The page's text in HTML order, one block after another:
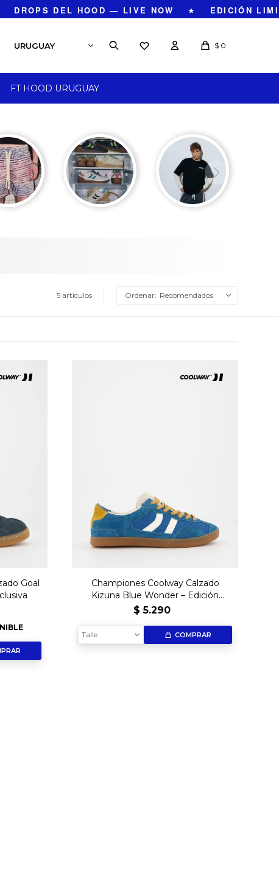
DROPS DEL HOOD — LIVE NOW EDICIÓN
FT HOOD URUGUAY
$ 0
5 artículos Recomendados
Goal
Championes Coolway Calzado
Kizuna Blue Wonder – Edición
Exclusiva
$ 5.290
Talle COMPRAR